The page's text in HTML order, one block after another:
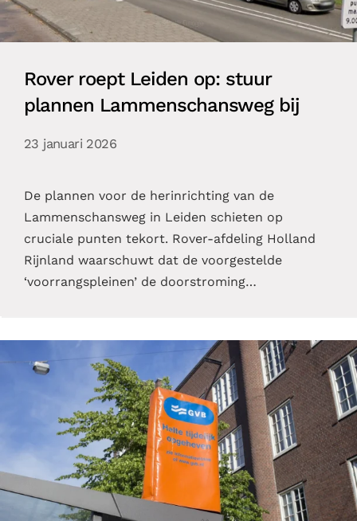
Rover roept Leiden op: stuur
plannen Lammenschansweg bij
23 januari 2026
De plannen voor de herinrichting van de
Lammenschansweg in Leiden schieten op
cruciale punten tekort. Rover-afdeling Holland
Rijnland waarschuwt dat de voorgestelde
‘voorrangspleinen’ de doorstroming…